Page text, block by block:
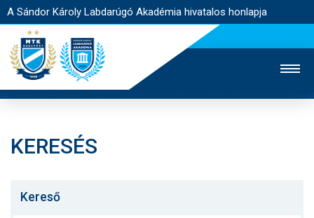
A Sándor Károly Labdarúgó Akadémia hivatalos honlapja
JEGYÉRTÉKESÍTÉS
KERESÉS
Kereső